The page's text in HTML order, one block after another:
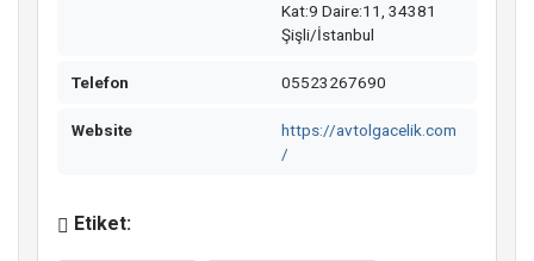
Kat:9 Daire:11, 34381
Şişli/İstanbul
Telefon 05523267690
Website
https://avtolgacelik.com
/
Etiket: